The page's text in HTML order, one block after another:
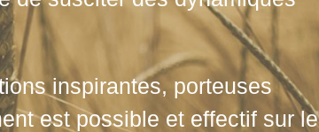
inspirantes, porteuses
est possible et effectif sur le